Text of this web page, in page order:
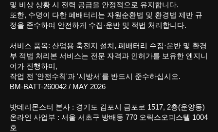
및 비상 상황 시 전력 공급을 안정적으로 유지합니다.
또한, 수명이 다한 폐배터리는 자원순환법 및 환경법 제반 규
정을 준수하여 안전하게 수집·운반 및 적법 처리합니다.
서비스 품목: 산업용 축전지 설치, 폐배터리 수집·운반 및 환경
부 적법 처리본 서비스는 전문 자격과 인허가를 보유한 엔지니
어가 진행하며,
작업 전 '안전수칙'과 '시방서'를 반드시 준수하십시오.
BM-BATT-260042 / MAY 2026
밧데리몬스터 본사 : 경기도 김포시 금포로 1517, 2층(운양동)
온라인 사업부 : 서울 서초구 방배동 770 오릭스오피스텔 1004
호